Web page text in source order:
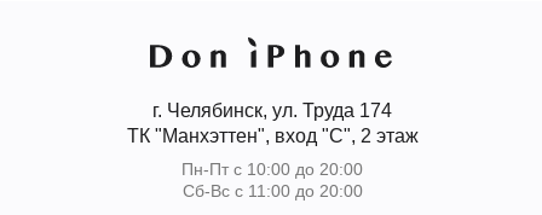
г. Челябинск, ул. Труда 174
ТК "Манхэттен", вход "С", 2 этаж
Пн-Пт с 10:00 до 20:00
Сб-Вс с 11:00 до 20:00